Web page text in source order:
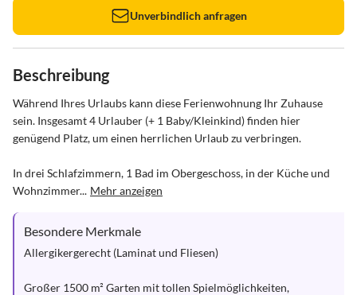
Unverbindlich anfragen
Beschreibung
Während Ihres Urlaubs kann diese Ferienwohnung Ihr Zuhause
sein. Insgesamt 4 Urlauber (+ 1 Baby/Kleinkind) finden hier
genügend Platz, um einen herrlichen Urlaub zu verbringen.
In drei Schlafzimmern, 1 Bad im Obergeschoss, in der Küche und
Wohnzimmer... Mehr anzeigen
Besondere Merkmale
Allergikergerecht (Laminat und Fliesen)
Großer 1500 m² Garten mit tollen Spielmöglichkeiten,